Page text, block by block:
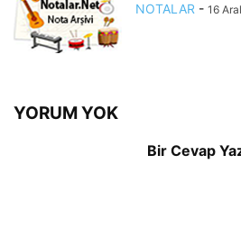
NOTALAR - 16
YORUM YOK
Bir Cevap